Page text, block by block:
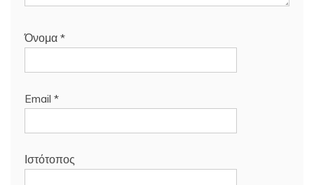
Όνομα *
Email *
Ιστότοπος